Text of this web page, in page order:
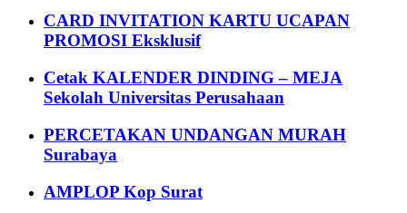
CARD INVITATION KARTU UCAPAN
PROMOSI Eksklusif
Cetak KALENDER DINDING – MEJA
Sekolah Universitas Perusahaan
PERCETAKAN UNDANGAN MURAH
Surabaya
AMPLOP Kop Surat